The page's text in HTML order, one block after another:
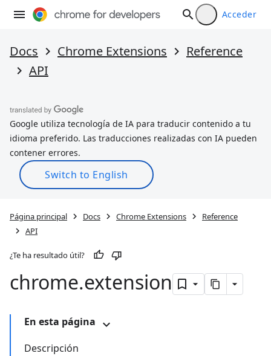
Acceder
Docs Chrome Extensions
Reference
API
Google utiliza tecnología de IA para traducir contenido a tu
idioma preferido. Las traducciones realizadas con IA pueden
contener errores.
Página principal Docs Chrome Extensions
Reference
API
¿Te ha resultado útil?
chrome.extension
En esta página
Descripción